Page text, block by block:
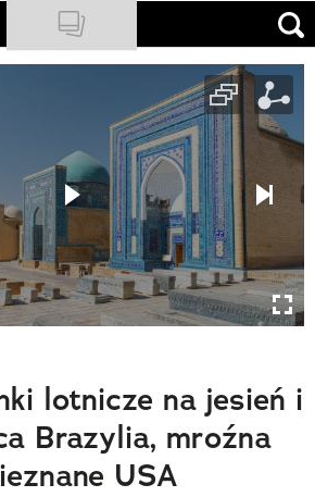
lotnicze na jesień i
Brazylia, mroźna
USA